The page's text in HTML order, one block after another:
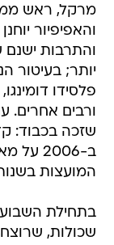
מרקל, ראש
והאפיפיור
והתרבות ישנם
יותר; בעיטור
פלסידו
ורבים אחרים.
שזכה בכבוד:
ב-
המועצות בשנות ה-70'
בתחילת
שכולות,